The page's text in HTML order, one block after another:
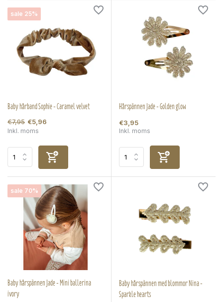
sale 25%
Baby hårband Sophie - Caramel velvet
€7,95 €5,96
Inkl. moms
Hårspännen Jade - Golden glow
€3,95
Inkl. moms
sale 70%
Baby hårspännen Jade - Mini ballerina
ivory
Baby hårspännen med blommor Nina -
Sparkle hearts